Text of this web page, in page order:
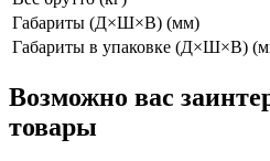
Габариты (Д×Ш×В) (мм)
Габариты в упаковке (Д×Ш×В)
Возможно вас
товары